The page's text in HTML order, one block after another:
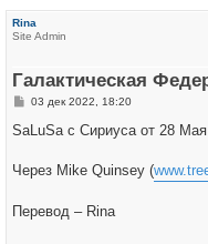
Rina
Site Admin
Галактическая
С
о
е
н
е
03 дек 2022, 18:20
SaLuSa с Сириуса от 28
Через Mike Quinsey (
Перевод – Rina